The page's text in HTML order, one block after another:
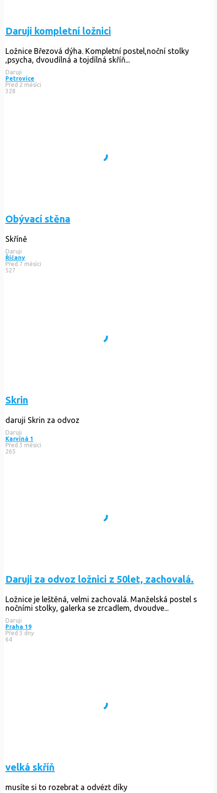
Daruji kompletní ložnici
Ložnice Březová dýha. Kompletní postel,noční stolky
,psycha, dvoudílná a tojdílná skříň...
Daruji
Petrovice
Před 2 měsíci
328
Obývací stěna
Skříně
Daruji
Říčany
Před 7 měsíci
527
Skrin
daruji Skrin za odvoz
Daruji
Karviná 1
Před 3 měsíci
265
Daruji za odvoz ložnici z 50let, zachovalá.
Ložnice je leštěná, velmi zachovalá. Manželská postel s
nočními stolky, galerka se zrcadlem, dvoudve...
Daruji
Praha 19
Před 3 dny
64
velká skříň
musíte si to rozebrat a odvézt díky